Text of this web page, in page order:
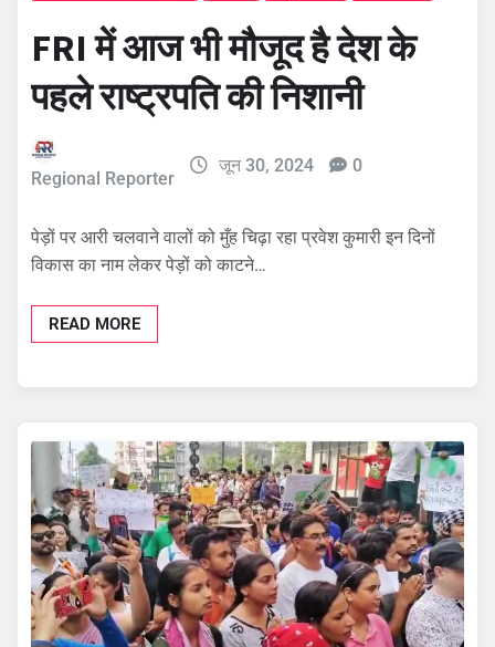
FRI में आज भी मौजूद है देश के
पहले राष्ट्रपति की निशानी
Regional Reporter
जून 30, 2024 0
पेड़ों पर आरी चलवाने वालों को मुँह चिढ़ा रहा प्रवेश कुमारी इन दिनों
विकास का नाम लेकर पेड़ों को काटने…
READ MORE